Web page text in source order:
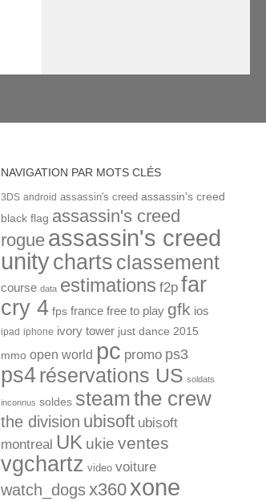
NAVIGATION PAR MOTS CLÉS
3DS android assassin's creed assassin's creed
black flag assassin's creed
rogue assassin's creed
unitycharts classement
course data estimations f2p far
cry 4 fps france free to play gfk ios
ipad iphone ivory tower just dance 2015
mmo open world pc promo ps3
ps4réservations US soldats
inconnus soldes steamthe crew
the division ubisoft ubisoft
montreal UK ukie ventes
vgchartz video voiture
watch_dogsx360 xone